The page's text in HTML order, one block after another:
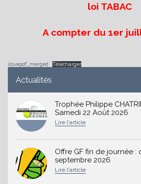
loi TABAC
A compter du 1er
ilovepdf_merged Télécharger
Actualités
Trophée Philippe
Samedi 22 Août 2026
Offre GF fin de journée :
septembre 2026